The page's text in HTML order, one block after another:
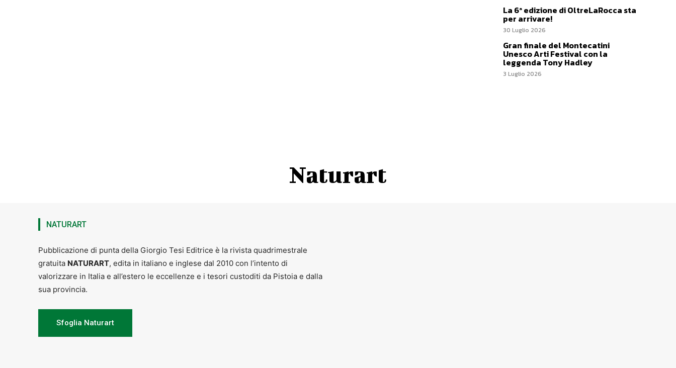
La 6ª edizione di OltreLaRocca sta
per arrivare!
30 Luglio 2026
Gran finale del Montecatini
Unesco Arti Festival con la
leggenda Tony Hadley
3 Luglio 2026
Naturart
NATURART
Pubblicazione di punta della Giorgio Tesi Editrice è la rivista quadrimestrale
gratuita NATURART, edita in italiano e inglese dal 2010 con l’intento di
valorizzare in Italia e all’estero le eccellenze e i tesori custoditi da Pistoia e dalla
sua provincia.
Sfoglia Naturart